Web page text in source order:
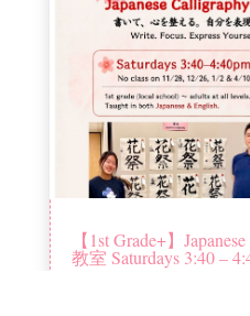
【1st Grade+】
教室 Saturdays 3:40 –